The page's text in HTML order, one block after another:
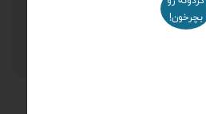
بچرخون!